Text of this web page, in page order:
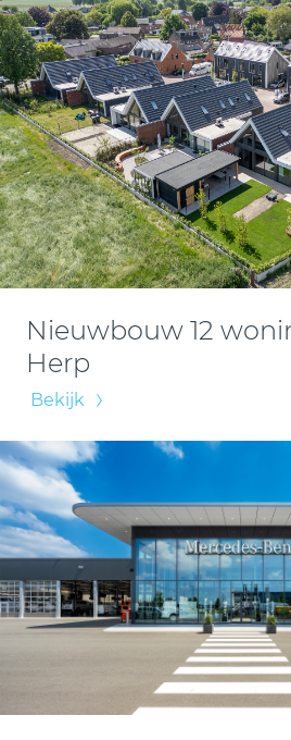
Nieuwbouw 12
Herp
Bekijk